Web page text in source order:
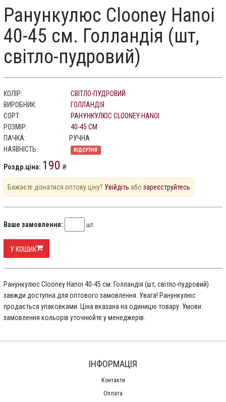
Ранункулюс Clooney Hanoi
40-45 см. Голландія (шт,
світло-пудровий)
КОЛІР:
СВІТЛО-ПУДРОВИЙ
ВИРОБНИК:
ГОЛЛАНДІЯ
СОРТ:
РАНУНКУЛЮС CLOONEY HANOI
РОЗМІР:
40-45 СМ
ПАЧКА:
РУЧНА
НАЯВНІСТЬ:
ВІДСУТНЯ
Роздр.ціна: 190 ₴
Бажаєте дізнатися оптову ціну? Увійдіть або зареєструйтесь
Ваше замовлення: шт.
У КОШИК
Ранункулюс Clooney Hanoi 40-45 см. Голландія (шт, світло-пудровий)
завжди доступна для оптового замовлення. Увага! Ранункулюс
продається упаковками. Ціна вказана на одиницю товару. Умови
замовлення кольорів уточнюйте у менеджерів.
ІНФОРМАЦІЯ
Контакти
Оплата